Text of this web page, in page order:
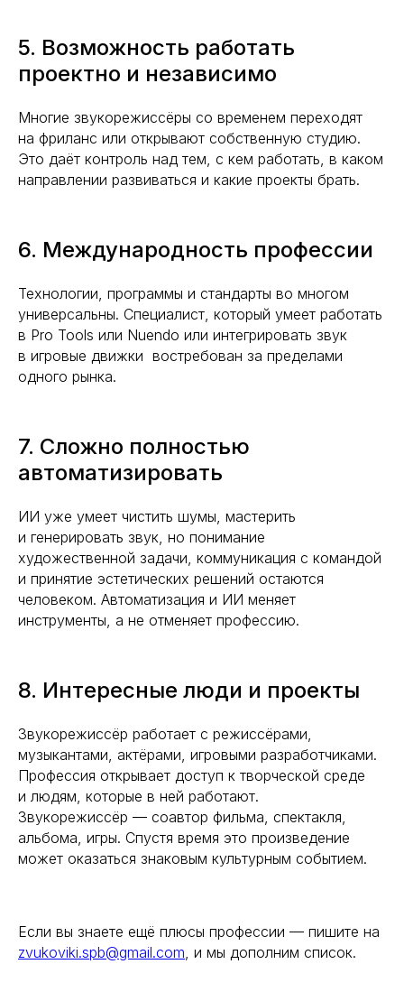
5. Возможность работать
проектно и независимо
Многие звукорежиссёры со временем переходят
на фриланс или открывают собственную студию.
Это даёт контроль над тем, с кем работать, в каком
направлении развиваться и какие проекты брать.
6. Международность профессии
Технологии, программы и стандарты во многом
универсальны. Специалист, который умеет работать
в Pro Tools или Nuendo или интегрировать звук
в игровые движки востребован за пределами
одного рынка.
7. Сложно полностью
автоматизировать
ИИ уже умеет чистить шумы, мастерить
и генерировать звук, но понимание
художественной задачи, коммуникация с командой
и принятие эстетических решений остаются
человеком. Автоматизация и ИИ меняет
инструменты, а не отменяет профессию.
8. Интересные люди и проекты
Звукорежиссёр работает с режиссёрами,
музыкантами, актёрами, игровыми разработчиками.
Профессия открывает доступ к творческой среде
и людям, которые в ней работают.
Звукорежиссёр — соавтор фильма, спектакля,
альбома, игры. Спустя время это произведение
может оказаться знаковым культурным событием.
Если вы знаете ещё плюсы профессии — пишите на
zvukoviki.spb@gmail.com, и мы дополним список.